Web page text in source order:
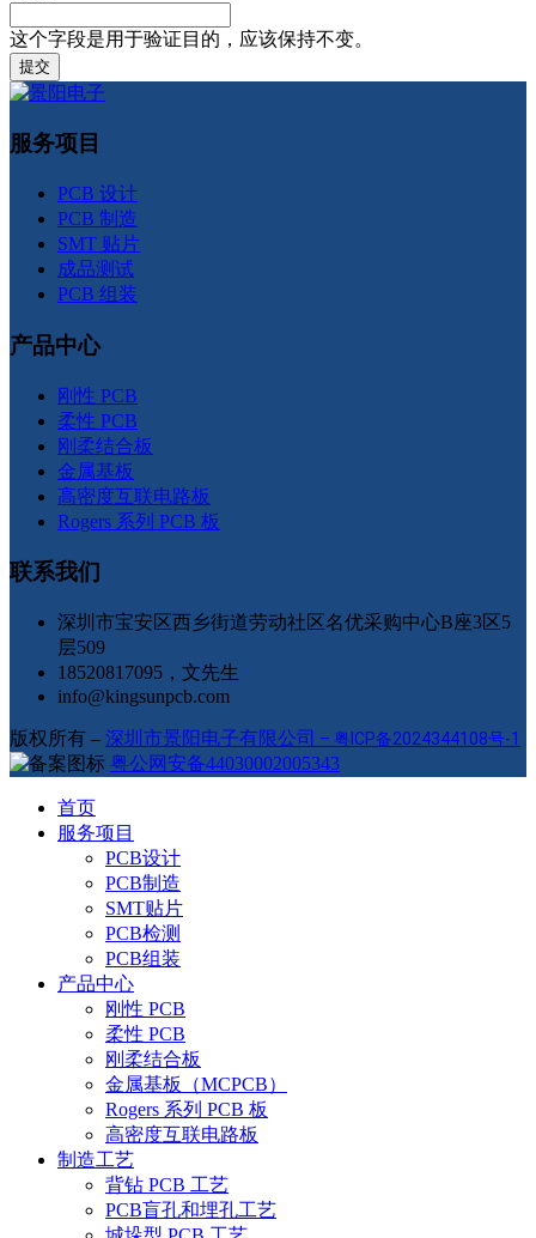
这个字段是用于验证目的，应该保持不变。
服务项目
PCB 设计
PCB 制造
SMT 贴片
成品测试
PCB 组装
产品中心
刚性 PCB
柔性 PCB
刚柔结合板
金属基板
高密度互联电路板
Rogers 系列 PCB 板
联系我们
深圳市宝安区西乡街道劳动社区名优采购中心B座3区5
层509
18520817095，文先生
info@kingsunpcb.com
版权所有 – 深圳市景阳电子有限公司 – 粤ICP备2024344108号-1
粤公网安备44030002005343
首页
服务项目
PCB设计
PCB制造
SMT贴片
PCB检测
PCB组装
产品中心
刚性 PCB
柔性 PCB
刚柔结合板
金属基板（MCPCB）
Rogers 系列 PCB 板
高密度互联电路板
制造工艺
背钻 PCB 工艺
PCB盲孔和埋孔工艺